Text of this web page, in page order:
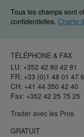
Tous les champs sont
confidentielles. Charte
TÉLÉPHONE & FAX
LU: +352 42 80 42 81
FR: +33 (0)1 48 01 47
CH: +41 44 350 42 40
Fax: +352 42 25 75 25
Trader avec les Pros
GRATUIT